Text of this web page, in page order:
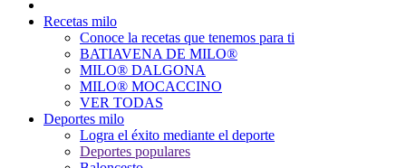
Recetas milo
Conoce la recetas que tenemos para ti
BATIAVENA DE MILO®
MILO® DALGONA
MILO® MOCACCINO
VER TODAS
Deportes milo
Logra el éxito mediante el deporte
Deportes populares